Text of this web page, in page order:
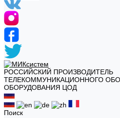
РОССИЙСКИЙ ПРОИЗВОДИТЕЛЬ
ТЕЛЕКОММУНИКАЦИОННОГО
ОБОРУДОВАНИЯ ЦОД
Поиск